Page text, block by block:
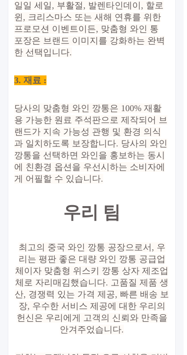
일일 세일, 부활절, 발렌타인데이, 할로
윈, 크리스마스 또는 새해 연휴를 위한
프로모션 이벤트이든, 맞춤형 와인 통
포장은 브랜드 이미지를 강화하는 완벽
한 선택입니다.
3. 재료 :
당사의 맞춤형 와인 깡통은 100% 재활
용 가능한 원료 주석판으로 제작되어 브
랜드가 지속 가능성 관행 및 환경 의식
과 일치하도록 보장합니다. 당사의 와인
깡통을 선택하면 와인을 홍보하는 동시
에 친환경 옵션을 우선시하는 소비자에
게 어필할 수 있습니다.
우리 팀
최고의 중국 와인 깡통 공장으로서, 우
리는 평판 좋은 대량 와인 깡통 공급업
체이자 맞춤형 위스키 깡통 상자 제조업
체로 자리매김했습니다. 고품질 제품 생
산, 경쟁력 있는 가격 제공, 빠른 배송 보
장, 우수한 서비스 제공에 대한 우리의
헌신은 우리에게 고객의 신뢰와 만족을
안겨주었습니다.